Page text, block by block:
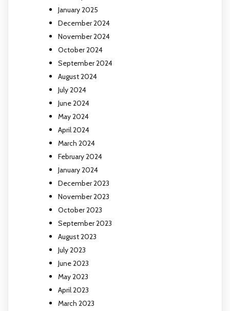
January 2025
December 2024
November 2024
October 2024
September 2024
August 2024
July 2024
June 2024
May 2024
April 2024
March 2024
February 2024
January 2024
December 2023
November 2023
October 2023
September 2023
August 2023
July 2023
June 2023
May 2023
April 2023
March 2023